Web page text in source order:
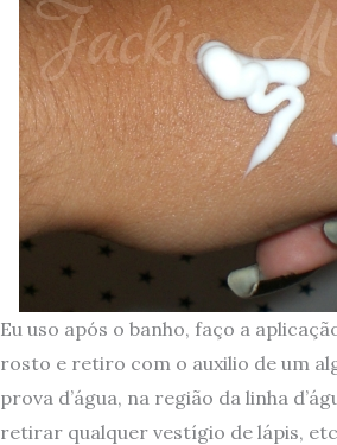
Eu uso após o banho, faço a
rosto e retiro com o auxilio de um
prova d’água, na região da linha
retirar qualquer vestígio de lápis,